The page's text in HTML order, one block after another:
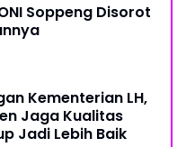
Soppeng Disorot
Kementerian LH,
Jaga Kualitas
Jadi Lebih Baik